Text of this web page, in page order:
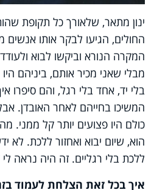
ינון מתאר, שלאורך כל תקופת
החולים, הגיעו לבקר אותו
המקרה הנורא וביקשו לבוא
מבלי שאני מכיר אותם, ביניהם
בלי יד, אחד בלי רגל, והם סיפרו
המשיכו בחייהם לאחר האובדן.
כולם היו פצועים יותר קל ממני.
הוא, שיום יבוא ואחזור ללכת. לא
ללכת בלי רגליים. זה היה נראה לי
איך בכל זאת הצלחת לעמוד